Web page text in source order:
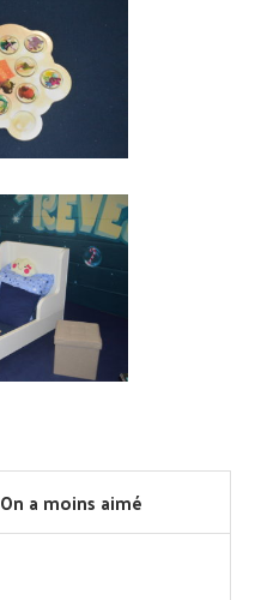
On a moins aimé